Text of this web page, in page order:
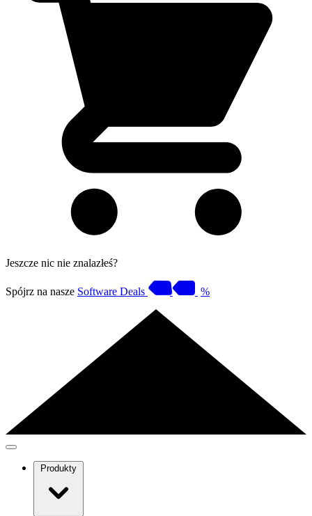
Jeszcze nic nie znalazłeś?
Spójrz na nasze Software Deals %
Produkty